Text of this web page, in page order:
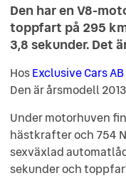
Den har en V8-
toppfart på 295
3,8 sekunder. Det
HosExclusive Cars AB
Den är årsmodell
Under motorhuven
hästkrafter och 754
sexväxlad
sekunder och